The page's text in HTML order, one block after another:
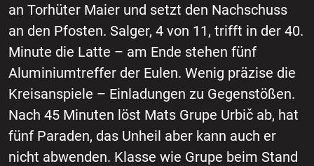
an Torhüter Maier und setzt den Nachschuss
an den Pfosten. Salger, 4 von 11, trifft in der 40.
Minute die Latte – am Ende stehen fünf
Aluminiumtreffer der Eulen. Wenig präzise die
Kreisanspiele – Einladungen zu Gegenstößen.
Nach 45 Minuten löst Mats Grupe Urbič ab, hat
fünf Paraden, das Unheil aber kann auch er
nicht abwenden. Klasse wie Grupe beim Stand